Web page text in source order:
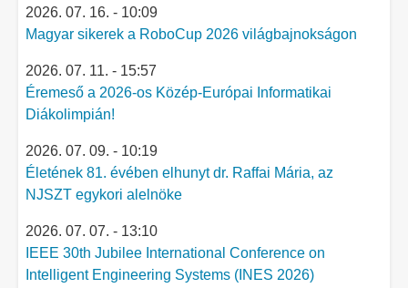
2026. 07. 16. - 10:09
Magyar sikerek a RoboCup 2026 világbajnokságon
2026. 07. 11. - 15:57
Éremeső a 2026-os Közép-Európai Informatikai
Diákolimpián!
2026. 07. 09. - 10:19
Életének 81. évében elhunyt dr. Raffai Mária, az
NJSZT egykori alelnöke
2026. 07. 07. - 13:10
IEEE 30th Jubilee International Conference on
Intelligent Engineering Systems (INES 2026)